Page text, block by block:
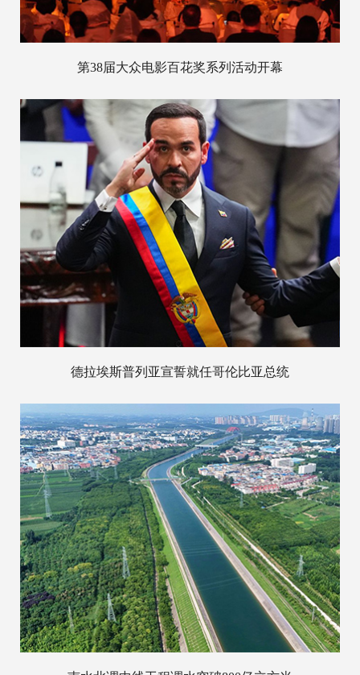
第38届大众电影百花奖系列活动开幕
德拉埃斯普列亚宣誓就任哥伦比亚总统